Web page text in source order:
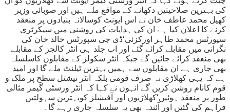
کی بہترین صلاحیتیں دکھانے کے مواقع ملے ہیں اور صوبائی وزیر
کھیل محمد عاطف خان نے اس ایونٹ کوسالانہ بنیادوں پر منعقد
کرنے کا اعلان کیا ہے ان کی ہدایات کی روشنی میں سیکرٹری
سپورٹس محمد طاہر اورکزئی‘ڈی جی سپورٹس خالد خان کی
نگرانی میں مقابلے کرائے گئے اور اب جلد ہی انٹر کالجز کے مقابلے
بھی منعقد کرائے جائیں گے جبکہ انٹر سکولز کے مقابلوں کاسلسلہ
بھی جاری ہے ان مقابلوں سے ہمیں بہترین ٹیلنٹ ملے گا اور امید
ہے کہ یہی کھلاڑی نہ صرف قومی بلکہ انٹر نیشنل سطح پر ملک و
قوم کانام روشن کریں گے انہوں نے کہا کہ انٹر ورسٹی گیمز مثالی
طور پر منعقد ہوئیں‘کھلاڑیوں اور آفیشلز کوبہترین سہولتیں
فراہم کی گئیں اور آئندہ بھی یہ سلسلہ جاری رہے گا۔